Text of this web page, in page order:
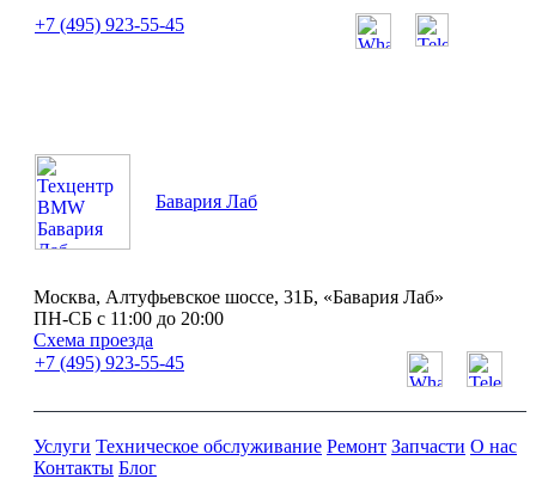
+7 (495) 923-55-45
Бавария Лаб
Москва, Алтуфьевское шоссе, 31Б, «Бавария Лаб»
ПН-СБ с 11:00 до 20:00
Схема проезда
+7 (495) 923-55-45
Услуги Техническое обслуживание Ремонт Запчасти О нас
Контакты Блог